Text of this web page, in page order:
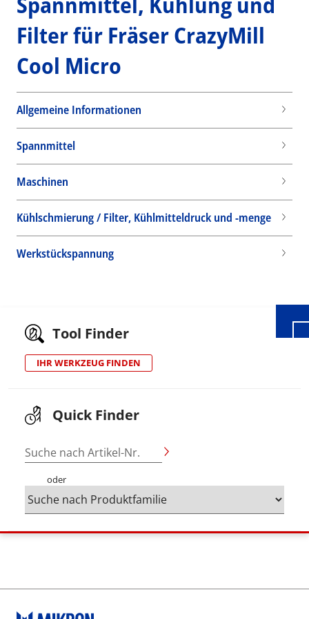
Filter für Fräser CrazyMill
Cool Micro
Allgemeine Informationen
Spannmittel
Maschinen
Kühlschmierung / Filter, Kühlmitteldruck und -menge
Werkstückspannung
Tool Finder
IHR WERKZEUG FINDEN
Quick Finder
Suche nach Artikel-Nr.
oder